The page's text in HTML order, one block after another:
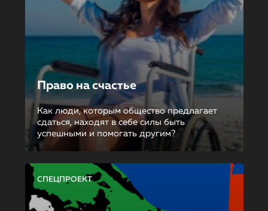
Право на счастье
Как люди, которым общество предлагает
сдаться, находят в себе силы быть
успешными и помогать другим?
СПЕЦПРОЕКТ